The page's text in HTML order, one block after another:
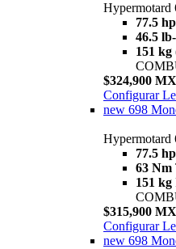
Hypermotard
77.5 hp
46.5
151 kg
$324,900
Configurar
new 698
Hypermotard
77.5 hp
63 Nm
151 kg
$315,900
Configurar
new 698